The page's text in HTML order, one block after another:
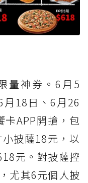
量神券。6月5
18日、6月26
卡APP開搶，包
披薩18元，以
元。對披薩控
尤其6元個人披